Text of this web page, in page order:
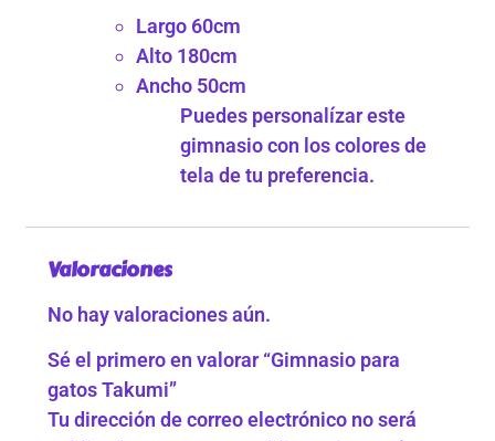
Largo 60cm
Alto 180cm
Ancho 50cm
Puedes personalízar este
gimnasio con los colores de
tela de tu preferencia.
Valoraciones
No hay valoraciones aún.
Sé el primero en valorar “Gimnasio para
gatos Takumi”
Tu dirección de correo electrónico no será